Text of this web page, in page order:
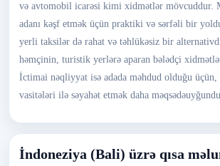
və avtomobil icarəsi kimi xidmətlər mövcuddur.
adanı kəşf etmək üçün praktiki və sərfəli bir
yerli taksilər də rahat və təhlükəsiz bir
həmçinin, turistik yerlərə aparan bələdçi
İctimai nəqliyyat isə adada məhdud olduğu
vasitələri ilə səyahət etmək daha
İndoneziya (Bali) üzrə qısa